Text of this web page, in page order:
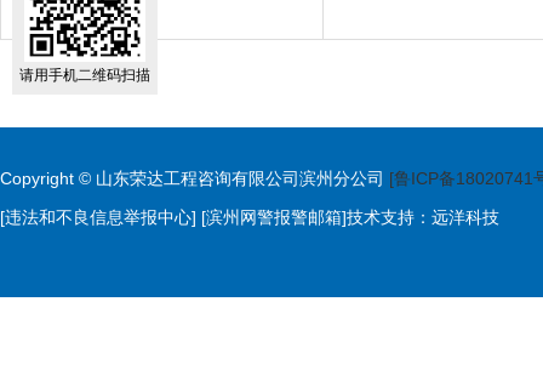
Copyright © 山东荣达工程咨询有限公司滨州分公司 [鲁ICP备18020741
[违法和不良信息举报中心] [滨州网警报警邮箱]技术支持： 远洋科技
请用手机二维码扫描